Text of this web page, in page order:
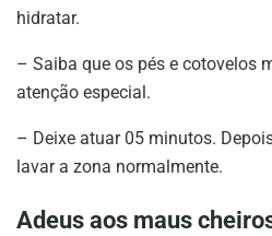
hidratar.
– Saiba que os pés e cotovelos
atenção especial.
– Deixe atuar 05 minutos.
lavar a zona normalmente.
Adeus aos maus